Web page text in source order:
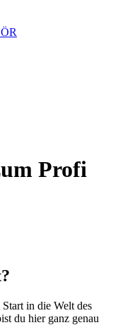
Profi
in die Welt des
du hier ganz genau